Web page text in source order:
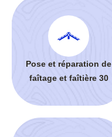
Pose et réparation de
faîtage et faîtière 30